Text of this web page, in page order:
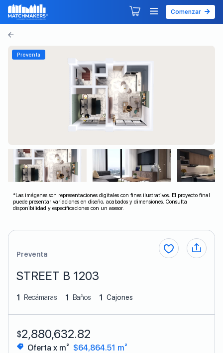
Comenzar
*Las imágenes son representaciones digitales con fines ilustrativos. El proyecto final
puede presentar variaciones en diseño, acabados y dimensiones. Consulta
disponibilidad y especificaciones con un asesor.
Preventa
Preventa
STREET B 1203
1 Recámaras 1 Baños 1 Cajones
$2,880,632.82
Oferta x m² $64,864.51 m²